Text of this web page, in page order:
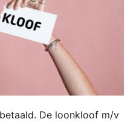
De loonkloof m/v